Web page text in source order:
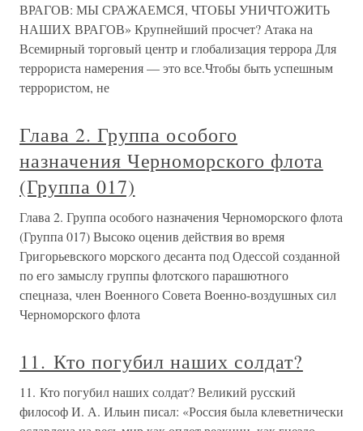
ВРАГОВ: МЫ СРАЖАЕМСЯ, ЧТОБЫ УНИЧТОЖИТЬ
НАШИХ ВРАГОВ» Крупнейший просчет? Атака на
Всемирный торговый центр и глобализация террора Для
террориста намерения — это все.Чтобы быть успешным
террористом, не
Глава 2. Группа особого
назначения Черноморского флота
(Группа 017)
Глава 2. Группа особого назначения Черноморского флота
(Группа 017) Высоко оценив действия во время
Григорьевского морского десанта под Одессой созданной
по его замыслу группы флотского парашютного
спецназа, член Военного Совета Военно-воздушных сил
Черноморского флота
11. Кто погубил наших солдат?
11. Кто погубил наших солдат? Великий русский
философ И. А. Ильин писал: «Россия была клеветнически